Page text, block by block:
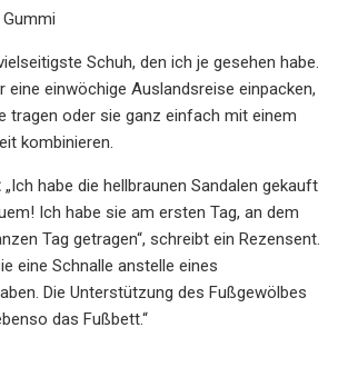
Gummi
Schuh, den ich je gesehen habe.
eine einwöchige Auslandsreise einpacken,
tragen oder sie ganz einfach mit einem
kombinieren.
„Ich habe die hellbraunen Sandalen gekauft
Ich habe sie am ersten Tag, an dem
Tag getragen“, schreibt ein Rezensent.
eine Schnalle anstelle eines
Die Unterstützung des Fußgewölbes
das Fußbett.“